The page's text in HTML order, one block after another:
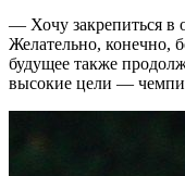
— Хочу закрепиться в
Желательно, конечно,
будущее также
высокие цели —